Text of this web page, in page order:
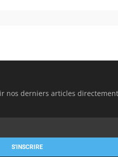
nos derniers articles
S'INSCRIRE